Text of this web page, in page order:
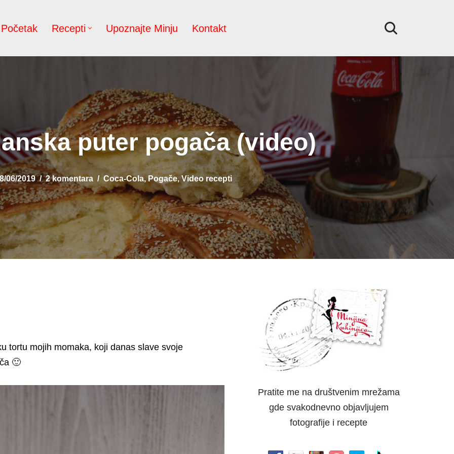
Početak Recepti Upoznajte Minju Kontakt
puter pogača (video)
06/2019 2 komentara Coca-Cola,Pogače,Video recepti
tortu mojih momaka, koji danas slave svoje
🙂
Pratite me na društvenim mrežama
gde svakodnevno objavljujem
fotografije i recepte